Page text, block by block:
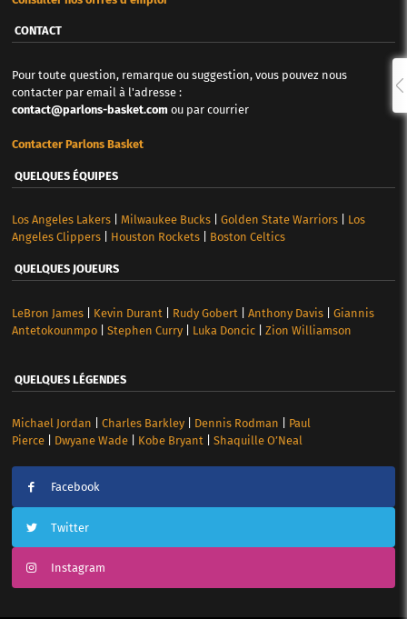
CONTACT
Pour toute question, remarque ou suggestion, vous pouvez nous
contacter par email à l'adresse :
contact@parlons-basket.com ou par courrier
Contacter Parlons Basket
QUELQUES ÉQUIPES
Los Angeles Lakers| Milwaukee Bucks| Golden State Warriors| Los
Angeles Clippers| Houston Rockets| Boston Celtics
QUELQUES JOUEURS
LeBron James| Kevin Durant Rudy Gobert Anthony Davis| Giannis
Antetokounmpo| Stephen Curry| Luka Doncic| Zion Williamson
QUELQUES LÉGENDES
Michael Jordan Charles Barkley| Dennis Rodman
Paul
Pierce| Dwyane Wade| Kobe Bryant| Shaquille O’Neal
Facebook
Twitter
Instagram